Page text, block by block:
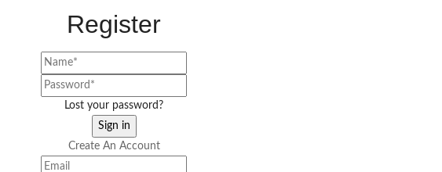
Register
Lost your password?
Create An Account